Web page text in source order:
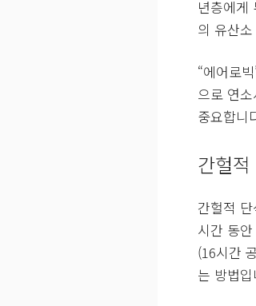
년층에게
의 유산
“에어로
으로 연
중요합니
간헐
간헐적
시간 동
(16시간
는 방법